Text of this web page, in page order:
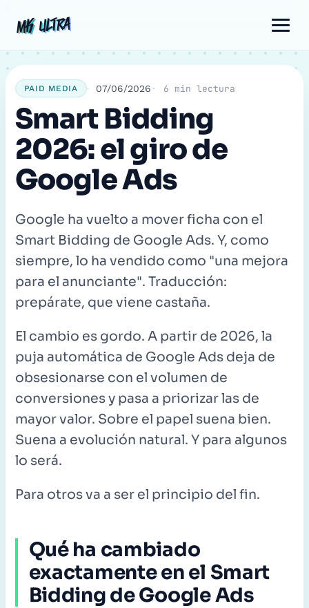
MK ULTRA
MK ULTRA
PAID MEDIA 07/06/2026 6 min lectura
Smart Bidding
2026: el giro de
Google Ads
Google ha vuelto a mover ficha con el
Smart Bidding de Google Ads. Y, como
siempre, lo ha vendido como "una mejora
para el anunciante". Traducción:
prepárate, que viene castaña.
El cambio es gordo. A partir de 2026, la
puja automática de Google Ads deja de
obsesionarse con el volumen de
conversiones y pasa a priorizar las de
mayor valor. Sobre el papel suena bien.
Suena a evolución natural. Y para algunos
lo será.
Para otros va a ser el principio del fin.
Qué ha cambiado
exactamente en el Smart
Bidding de Google Ads
electrónico